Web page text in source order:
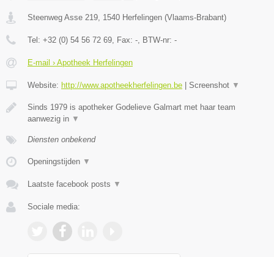
Steenweg Asse 219 1540 Herfelingen (Vlaams-Brabant)
Tel: +32 (0) 54 56 72 69 , Fax: - , BTW-nr: -
E-mail › Apotheek Herfelingen
Website: http://www.apotheekherfelingen.be Screenshot ▼
Sinds 1979 is apotheker Godelieve Galmart met haar team
aanwezig in ▼
Diensten onbekend
Openingstijden ▼
Laatste facebook posts ▼
Sociale media: